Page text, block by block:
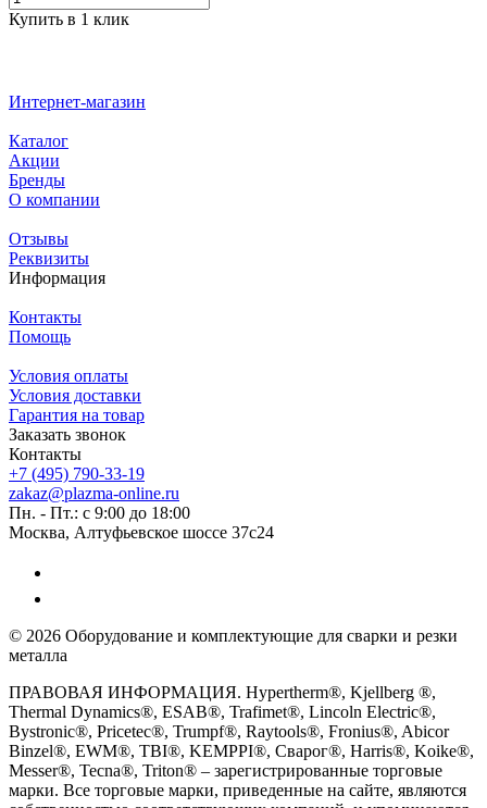
Купить в 1 клик
Интернет-магазин
Каталог
Акции
Бренды
О компании
Отзывы
Реквизиты
Информация
Контакты
Помощь
Условия оплаты
Условия доставки
Гарантия на товар
Заказать звонок
Контакты
+7 (495) 790-33-19
zakaz@plazma-online.ru
Пн. - Пт.: с 9:00 до 18:00
Москва, Алтуфьевское шоссе 37с24
© 2026 Оборудование и комплектующие для сварки и резки
металла
ПРАВОВАЯ ИНФОРМАЦИЯ. Hypertherm®, Kjellberg ®,
Thermal Dynamics®, ESAB®, Trafimet®, Lincoln Electric®,
Bystronic®, Pricetec®, Trumpf®, Raytools®, Fronius®, Abicor
Binzel®, EWM®, TBI®, KEMPPI®, Сварог®, Harris®, Koike®,
Messer®, Tecna®, Triton® – зарегистрированные торговые
марки. Все торговые марки, приведенные на сайте, являются